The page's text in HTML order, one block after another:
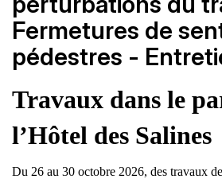
Fermetures de
pédestres -
Travaux dans le
l’Hôtel des Salines
Du 26 au 30 octobre 2026, des travaux